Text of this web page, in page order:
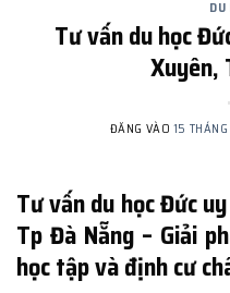
DU
Tư vấn du học
Xuyên,
ĐĂNG VÀO 15
Tư vấn du học Đức
Tp Đà Nẵng – Giải
học tập và định cư